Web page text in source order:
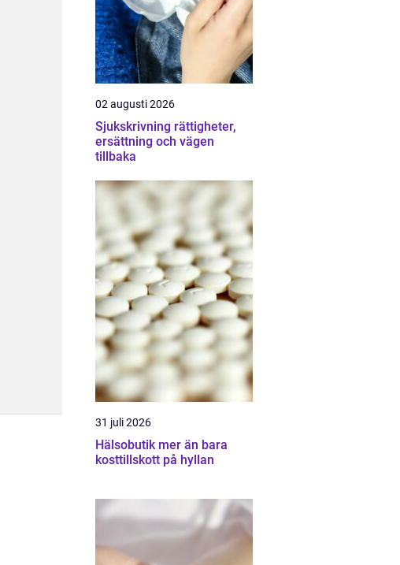
02 augusti 2026
Sjukskrivning rättigheter,
ersättning och vägen
tillbaka
31 juli 2026
Hälsobutik mer än bara
kosttillskott på hyllan